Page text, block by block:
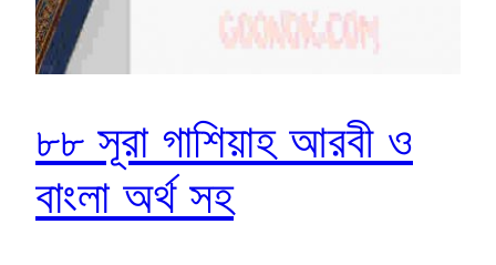
৮৮ সূরা গাশিয়াহ আরবী ও
বাংলা অর্থ সহ